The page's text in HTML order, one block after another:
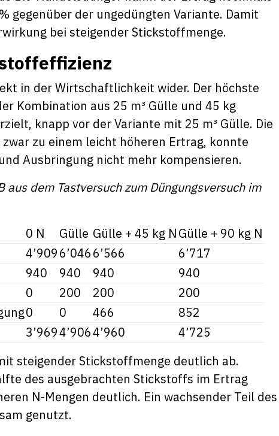
gegenüber der ungedüngten Variante. Damit
bei steigender Stickstoffmenge.
in der Wirtschaftlichkeit wider. Der höchste
Kombination aus 25 m³ Gülle und 45 kg
knapp vor der Variante mit 25 m³ Gülle. Die
zu einem leicht höheren Ertrag, konnte
Ausbringung nicht mehr kompensieren.
aus dem Tastversuch zum Düngungsversuch im
0 N
Gülle Gülle + 45 kg NGülle + 90 kg N
4’9096’0466’566
6’717
940 940 940
940
0 200 200
200
0 0 466
852
3’9694’9064’960
4’725
steigender Stickstoffmenge deutlich ab.
des ausgebrachten Stickstoffs im Ertrag
N-Mengen deutlich. Ein wachsender Teil des
genutzt.